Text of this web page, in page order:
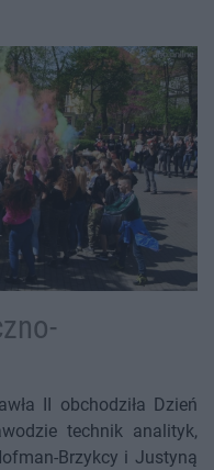
II obchodziła Dzień
technik analityk,
Brzykcy i Justyną